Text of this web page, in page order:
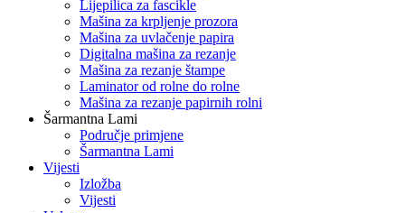
Lijepilica za fascikle
Mašina za krpljenje prozora
Mašina za uvlačenje papira
Digitalna mašina za rezanje
Mašina za rezanje štampe
Laminator od rolne do rolne
Mašina za rezanje papirnih rolni
Šarmantna Lami
Područje primjene
Šarmantna Lami
Vijesti
Izložba
Vijesti